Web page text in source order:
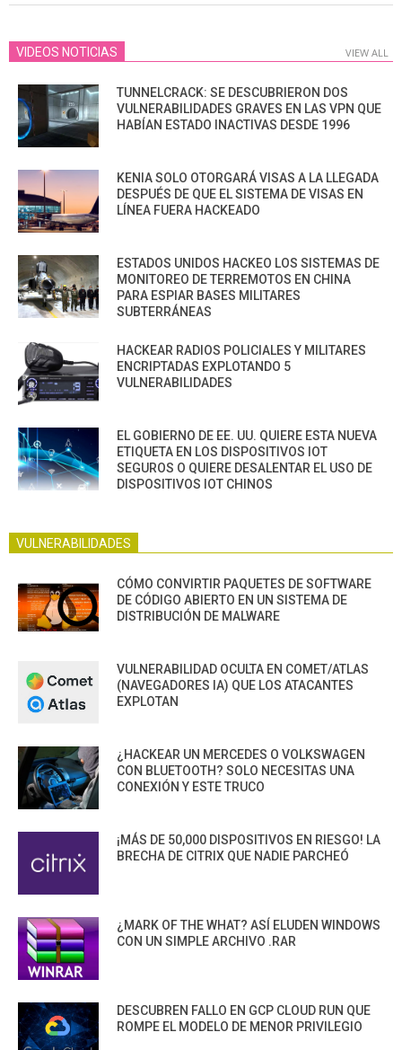
VIDEOS NOTICIAS VIEW ALL
TUNNELCRACK: SE DESCUBRIERON DOS
VULNERABILIDADES GRAVES EN LAS VPN QUE
HABÍAN ESTADO INACTIVAS DESDE 1996
KENIA SOLO OTORGARÁ VISAS A LA LLEGADA
DESPUÉS DE QUE EL SISTEMA DE VISAS EN
LÍNEA FUERA HACKEADO
ESTADOS UNIDOS HACKEO LOS SISTEMAS DE
MONITOREO DE TERREMOTOS EN CHINA
PARA ESPIAR BASES MILITARES
SUBTERRÁNEAS
HACKEAR RADIOS POLICIALES Y MILITARES
ENCRIPTADAS EXPLOTANDO 5
VULNERABILIDADES
EL GOBIERNO DE EE. UU. QUIERE ESTA NUEVA
ETIQUETA EN LOS DISPOSITIVOS IOT
SEGUROS O QUIERE DESALENTAR EL USO DE
DISPOSITIVOS IOT CHINOS
VULNERABILIDADES
CÓMO CONVIRTIR PAQUETES DE SOFTWARE
DE CÓDIGO ABIERTO EN UN SISTEMA DE
DISTRIBUCIÓN DE MALWARE
VULNERABILIDAD OCULTA EN COMET/ATLAS
(NAVEGADORES IA) QUE LOS ATACANTES
EXPLOTAN
¿HACKEAR UN MERCEDES O VOLKSWAGEN
CON BLUETOOTH? SOLO NECESITAS UNA
CONEXIÓN Y ESTE TRUCO
¡MÁS DE 50,000 DISPOSITIVOS EN RIESGO! LA
BRECHA DE CITRIX QUE NADIE PARCHEÓ
¿MARK OF THE WHAT? ASÍ ELUDEN WINDOWS
CON UN SIMPLE ARCHIVO .RAR
DESCUBREN FALLO EN GCP CLOUD RUN QUE
ROMPE EL MODELO DE MENOR PRIVILEGIO